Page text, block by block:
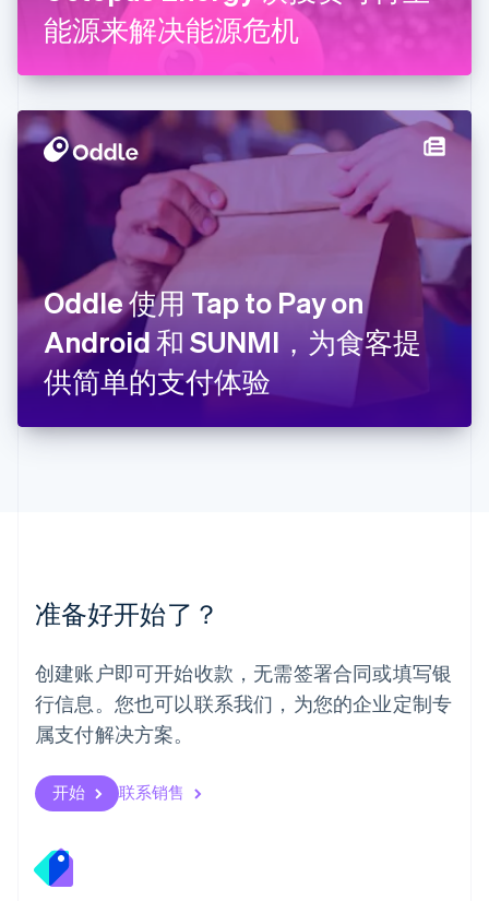
能源来解决能源危机
Oddle 使用 Tap to Pay on
Android 和 SUNMI，为食客提
供简单的支付体验
准备好开始了？
创建账户即可开始收款，无需签署合同或填写银
行信息。您也可以联系我们，为您的企业定制专
属支付解决方案。
开始 联系销售
EnglishFrançais
捷克
克罗地亚
拉脱维亚
English
立陶宛
列支敦士登
Deutsch English
卢森堡
Français DeutschEnglish
罗马尼亚
English
马尔他
English
马来西亚
English 简体中文
美国
日本
日本語English
SvenskaEnglish
瑞士
DeutschFrançais ItalianoEnglish
塞浦路斯
斯洛伐克
English
English
泰国
ไทย